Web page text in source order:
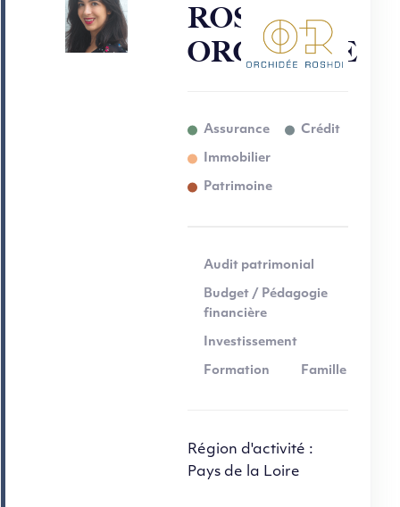
ROSHDI
ORCHIDEE
Assurance Crédit
Immobilier
Patrimoine
Audit patrimonial
Budget / Pédagogie
financière
Investissement
Formation Famille
Région d'activité :
Pays de la Loire